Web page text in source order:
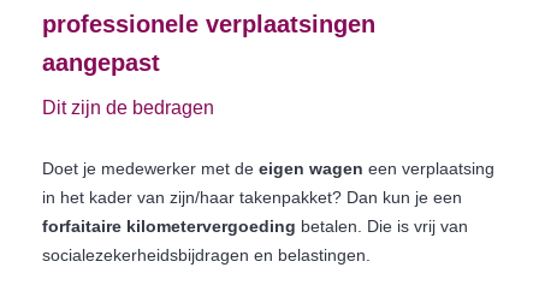
professionele verplaatsingen
aangepast
Dit zijn de bedragen
Doet je medewerker met de eigen wagen een verplaatsing
in het kader van zijn/haar takenpakket? Dan kun je een
forfaitaire kilometervergoeding betalen. Die is vrij van
socialezekerheidsbijdragen en belastingen.